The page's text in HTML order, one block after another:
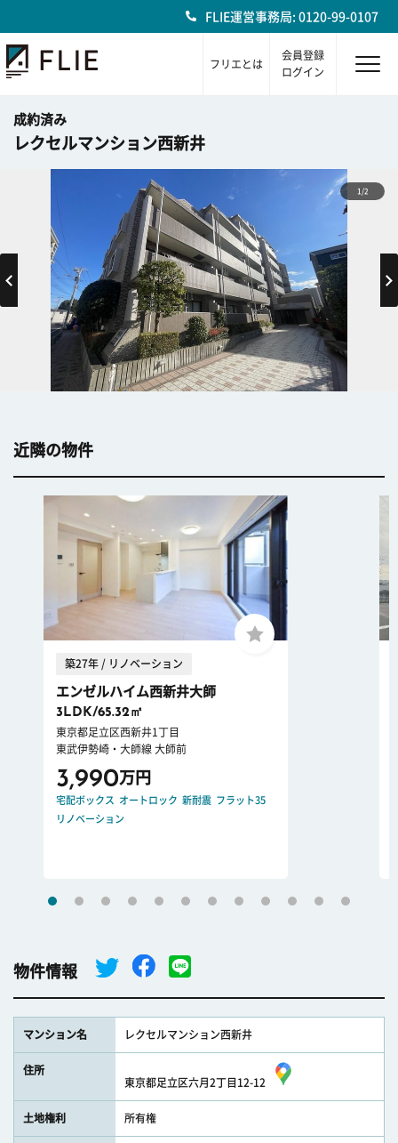
FLIE運営事務局: 0120-99-0107
フリエとは
会員登録
ログイン
成約済み
レクセルマンション西新井
1/2
近隣の物件
築27年 / リノベーション
エンゼルハイム西新井大師
3LDK/65.32㎡
東京都足立区西新井1丁目
東武伊勢崎・大師線 大師前
3,990万円
宅配ボックス オートロック 新耐震 フラット35
リノベーション
物件情報
マンション名 レクセルマンション西新井
住所
東京都足立区六月2丁目12-12
土地権利 所有権